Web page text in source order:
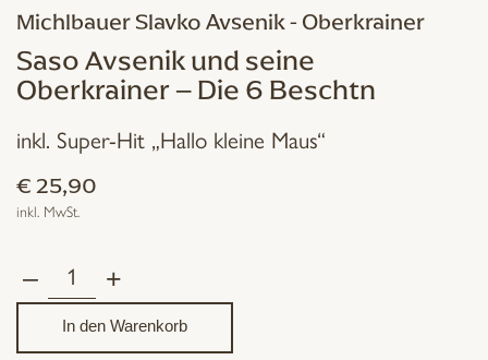
Michlbauer Slavko Avsenik - Oberkrainer
Saso Avsenik und seine
Oberkrainer – Die 6 Beschtn
inkl. Super-Hit „Hallo kleine Maus“
€ 25,90
inkl. MwSt.
–
Saso
Avsenik
und
+
In den Warenkorb